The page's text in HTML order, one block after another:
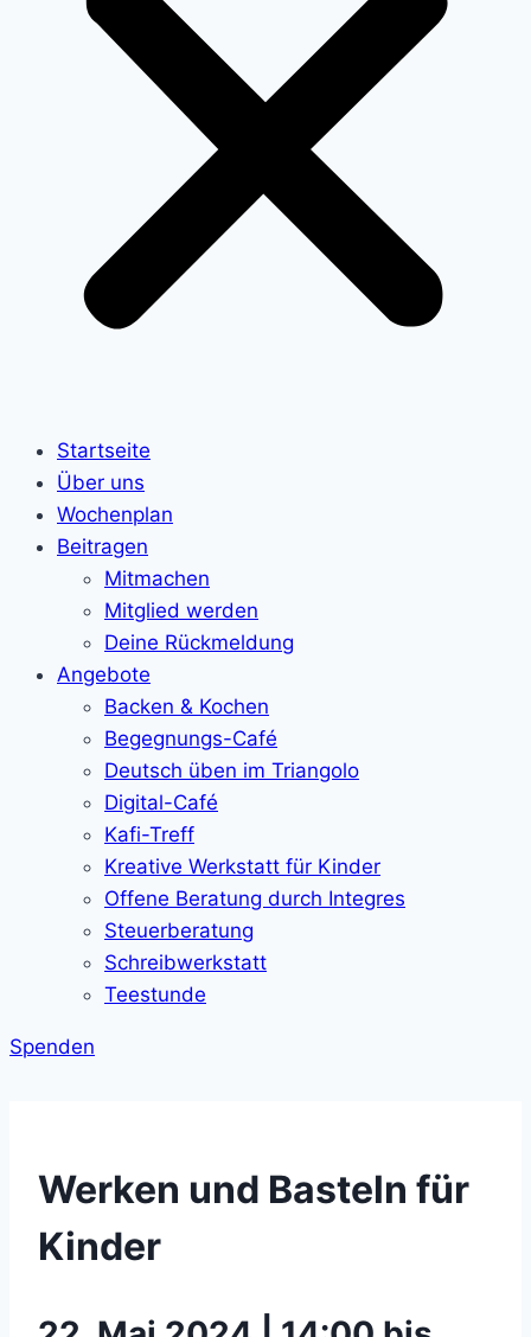
Startseite
Über uns
Wochenplan
Beitragen
Mitmachen
Mitglied werden
Deine Rückmeldung
Angebote
Backen & Kochen
Begegnungs-Café
Deutsch üben im Triangolo
Digital-Café
Kafi-Treff
Kreative Werkstatt für Kinder
Offene Beratung durch Integres
Steuerberatung
Schreibwerkstatt
Teestunde
Spenden
Werken und Basteln für
Kinder